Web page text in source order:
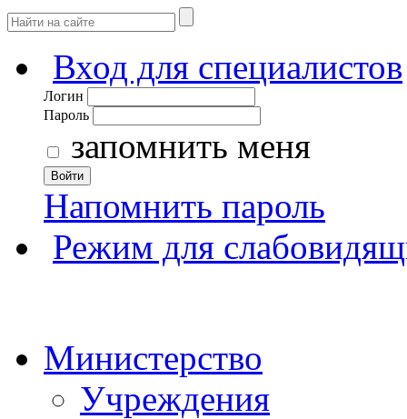
Вход для специалистов
Логин
Пароль
запомнить меня
Войти
Напомнить пароль
Режим для
Министерство
Учреждения